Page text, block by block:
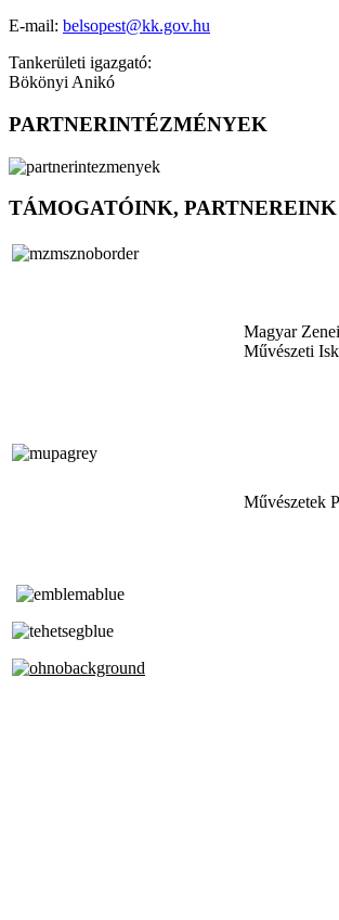
E-mail: belsopest@kk.gov.hu
Tankerületi igazgató:
Bökönyi Anikó
PARTNERINTÉZMÉNYEK
TÁMOGATÓINK, PARTNEREINK
Magyar
Művészeti
Művészetek